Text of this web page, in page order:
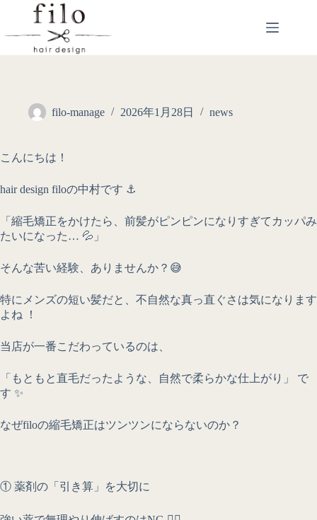
filo-manage 2026年1月28日 news
こんにちは！
hair design filoの中村です ⚓️
「縮毛矯正をかけたら、前髪がピンピンになりすぎてカッパみ
たいになった… 💦」
そんな苦い経験、ありませんか？😅
特にメンズの短い髪だと、不自然な真っ直ぐさは気になります
よね ！
当店が一番こだわっているのは、
「もともと直毛だったような、自然で柔らかな仕上がり」 で
す ✨
なぜfiloの縮毛矯正はツンツンにならないのか？
① 薬剤の「引き算」を大切に